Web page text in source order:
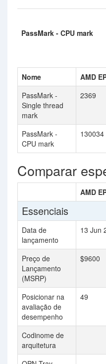
PassMark - CPU mark
Nome AMD
PassMark -
Single thread
mark
2369
PassMark -
CPU mark
130034
Comparar
AMD
Essenciais
Data de
lançamento
13 Jun
Preço de
Lançamento
(MSRP)
$9600
Posicionar na
avaliação de
desempenho
49
Codinome de
arquitetura